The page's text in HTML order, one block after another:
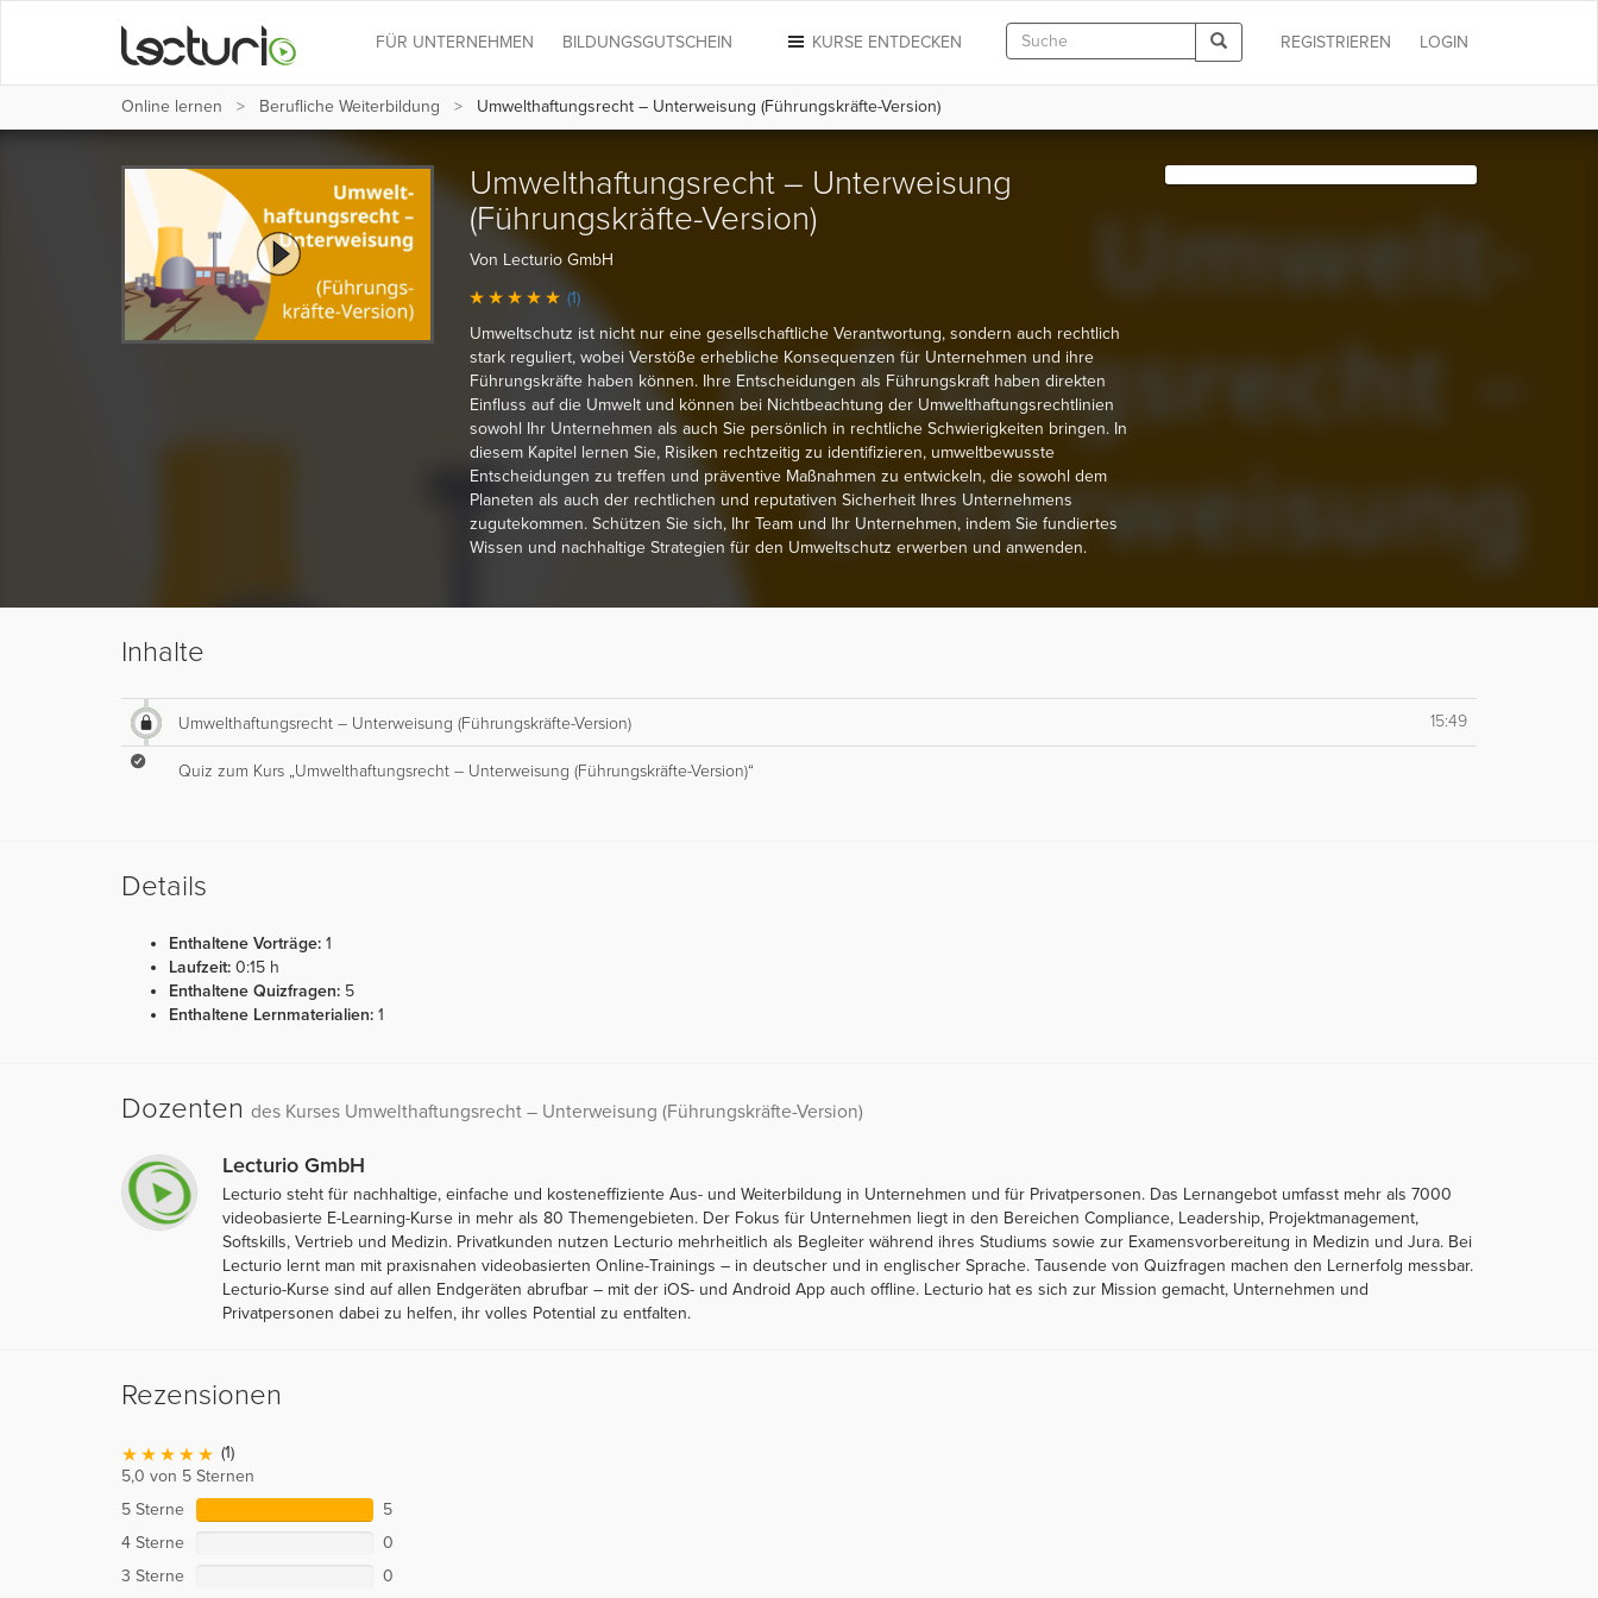
LOGIN
REGISTRIEREN
KURSE ENTDECKEN
FÜR UNTERNEHMEN BILDUNGSGUTSCHEIN
Online lernen Berufliche Weiterbildung Umwelthaftungsrecht – Unterweisung (Führungskräfte-Version)
Umwelthaftungsrecht – Unterweisung
(Führungskräfte-Version)
Von Lecturio GmbH
(1)
Umweltschutz ist nicht nur eine gesellschaftliche Verantwortung, sondern auch rechtlich
stark reguliert, wobei Verstöße erhebliche Konsequenzen für Unternehmen und ihre
Führungskräfte haben können. Ihre Entscheidungen als Führungskraft haben direkten
Einfluss auf die Umwelt und können bei Nichtbeachtung der Umwelthaftungsrechtlinien
sowohl Ihr Unternehmen als auch Sie persönlich in rechtliche Schwierigkeiten bringen. In
diesem Kapitel lernen Sie, Risiken rechtzeitig zu identifizieren, umweltbewusste
Entscheidungen zu treffen und präventive Maßnahmen zu entwickeln, die sowohl dem
Planeten als auch der rechtlichen und reputativen Sicherheit Ihres Unternehmens
zugutekommen. Schützen Sie sich, Ihr Team und Ihr Unternehmen, indem Sie fundiertes
Wissen und nachhaltige Strategien für den Umweltschutz erwerben und anwenden.
Inhalte
Umwelthaftungsrecht – Unterweisung (Führungskräfte-Version) 15:49
Quiz zum Kurs „Umwelthaftungsrecht – Unterweisung (Führungskräfte-Version)“
Details
Enthaltene Vorträge: 1
Laufzeit: 0:15 h
Enthaltene Quizfragen: 5
Enthaltene Lernmaterialien: 1
Dozenten des Kurses Umwelthaftungsrecht – Unterweisung (Führungskräfte-Version)
Lecturio GmbH
Lecturio steht für nachhaltige, einfache und kosteneffiziente Aus- und Weiterbildung in Unternehmen und für Privatpersonen. Das Lernangebot umfasst mehr als 7000
videobasierte E-Learning-Kurse in mehr als 80 Themengebieten. Der Fokus für Unternehmen liegt in den Bereichen Compliance, Leadership, Projektmanagement,
Softskills, Vertrieb und Medizin. Privatkunden nutzen Lecturio mehrheitlich als Begleiter während ihres Studiums sowie zur Examensvorbereitung in Medizin und Jura. Bei
Lecturio lernt man mit praxisnahen videobasierten Online-Trainings – in deutscher und in englischer Sprache. Tausende von Quizfragen machen den Lernerfolg messbar.
Lecturio-Kurse sind auf allen Endgeräten abrufbar – mit der iOS- und Android App auch offline. Lecturio hat es sich zur Mission gemacht, Unternehmen und
Privatpersonen dabei zu helfen, ihr volles Potential zu entfalten.
Rezensionen
(1)
5,0 von 5 Sternen
5 Sterne
5
4 Sterne
0
3 Sterne
0